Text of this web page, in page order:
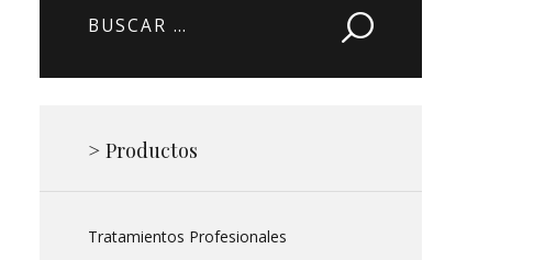
Buscar:
> Productos
Tratamientos Profesionales